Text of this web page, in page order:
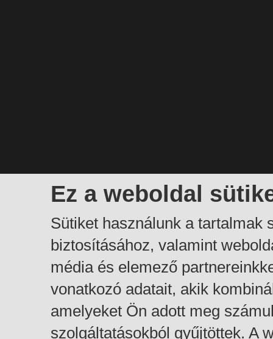
Ez a weboldal
Sütiket használunk a tartalmak
biztosításához, valamint
média és elemező
vonatkozó adatait, akik
amelyeket Ön adott meg
szolgáltatásokból gyűjtöttek. A